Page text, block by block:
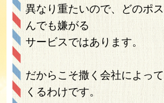
異なり重たいので、どのポ
んでも嫌がる
サービスではあります。
だからこそ撒く会社によっ
くるわけです。